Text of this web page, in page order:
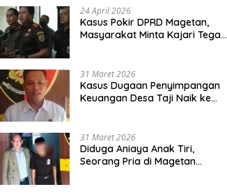
24 April 2026
Kasus Pokir DPRD Magetan,
Masyarakat Minta Kajari Tegak
31 Maret 2026
Kasus Dugaan Penyimpangan
Keuangan Desa Taji Naik ke
31 Maret 2026
Diduga Aniaya Anak Tiri,
Seorang Pria di Magetan